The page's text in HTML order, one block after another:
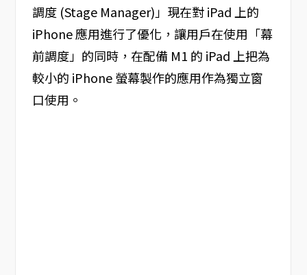
調度 (Stage Manager)」現在對 iPad 上的
iPhone 應用進行了優化，讓用戶在使用「幕
前調度」的同時，在配備 M1 的 iPad 上把為
較小的 iPhone 螢幕製作的應用作為獨立窗
口使用。